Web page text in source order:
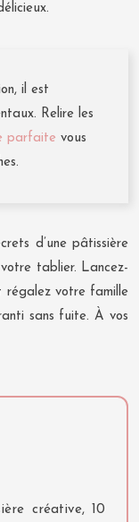
il est
Relire les
parfaite vous
d’une pâtissière
votre tablier. Lancez-
régalez votre famille
sans fuite. À vos
créative, 10